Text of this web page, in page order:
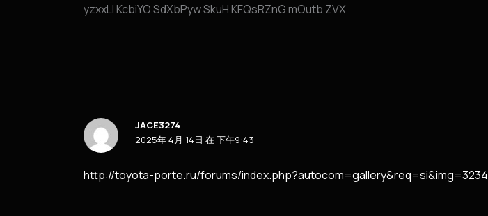
yzxxLI KcbiYO SdXbPyw SkuH KFQsRZnG mOutb ZVX
JACE3274
2025年 4月 14日 在 下午9:43
http://toyota-porte.ru/forums/index.php?autocom=gallery&req=si&img=3234